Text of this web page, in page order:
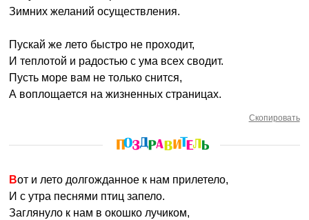
Зимних желаний осуществления.
Пускай же лето быстро не проходит,
И теплотой и радостью с ума всех сводит.
Пусть море вам не только снится,
А воплощается на жизненных страницах.
Скопировать
Вот и лето долгожданное к нам прилетело,
И с утра песнями птиц запело.
Заглянуло к нам в окошко лучиком,